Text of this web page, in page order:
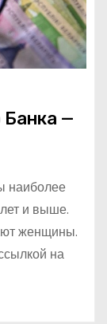
Банка —
наиболее
и выше.
женщины.
на